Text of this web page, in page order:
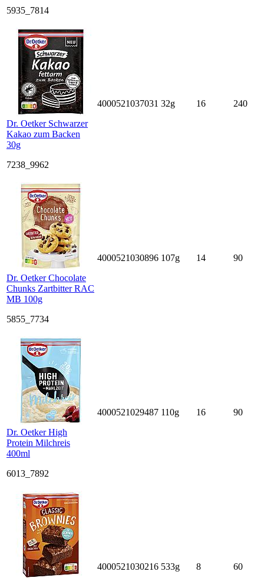
5935_7814
Dr. Oetker Schwarzer
Kakao zum Backen
30g
7238_9962
4000521037031 32g 16 240
Dr. Oetker Chocolate
Chunks Zartbitter RAC
MB 100g
5855_7734
4000521030896 107g 14 90
Dr. Oetker High
Protein Milchreis
400ml
6013_7892
4000521029487 110g 16 90
4000521030216 533g 8 60